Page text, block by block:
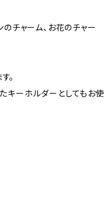
チャーム、お花のチャー
。
キーホルダーとしてもお使